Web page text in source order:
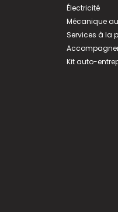
Électricité
Mécanique
Services à la
Kit auto-